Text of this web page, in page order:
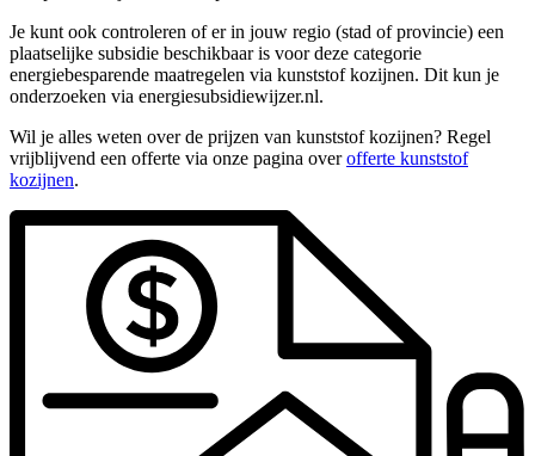
Je kunt ook controleren of er in jouw regio (stad of provincie) een
plaatselijke subsidie beschikbaar is voor deze categorie
energiebesparende maatregelen via kunststof kozijnen. Dit kun je
onderzoeken via energiesubsidiewijzer.nl.
Wil je alles weten over de prijzen van kunststof kozijnen? Regel
vrijblijvend een offerte via onze pagina overofferte kunststof
kozijnen.